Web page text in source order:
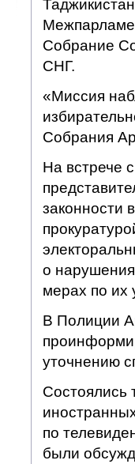
Собрание
СНГ.
«Миссия
Собрания
На встрече
законности
о
мерах по их
В Полиции
уточнению
Состоялись
по
были